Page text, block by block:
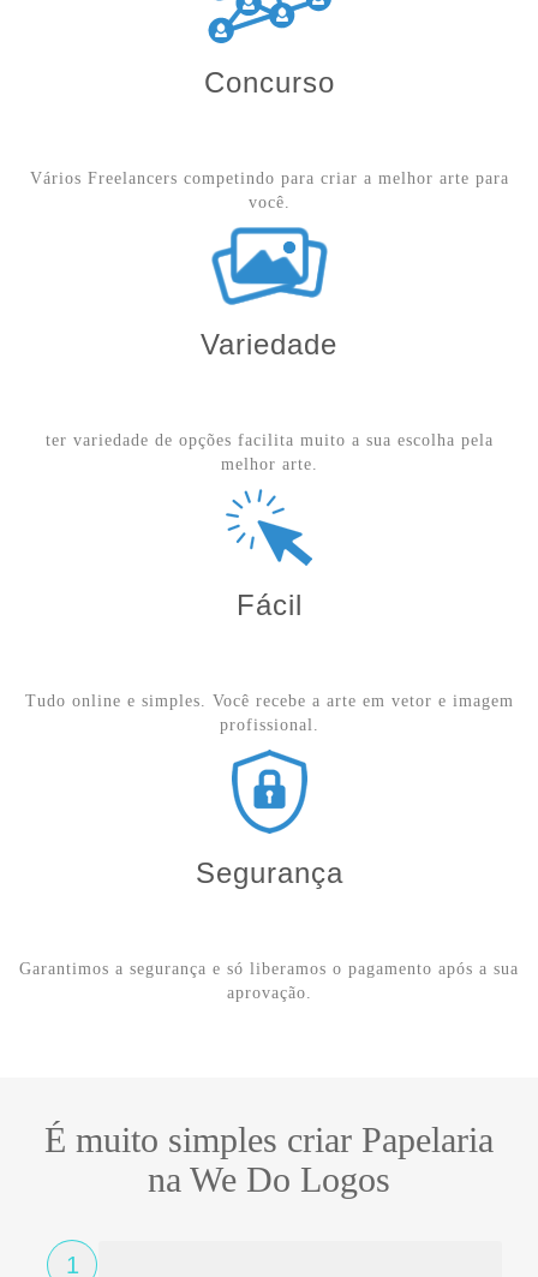
Concurso
Vários Freelancers competindo para criar a melhor arte para
você.
Variedade
ter variedade de opções facilita muito a sua escolha pela
melhor arte.
Fácil
Tudo online e simples. Você recebe a arte em vetor e imagem
profissional.
Segurança
Garantimos a segurança e só liberamos o pagamento após a sua
aprovação.
É muito simples criar Papelaria
na We Do Logos
1